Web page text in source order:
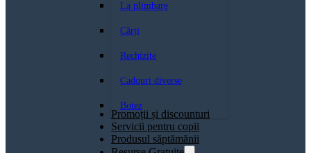
La plimbare
Cărți
Rechizite
Cadouri diverse
Botez
Promoții și discounturi
Servicii pentru copii
Produsul săptămănii